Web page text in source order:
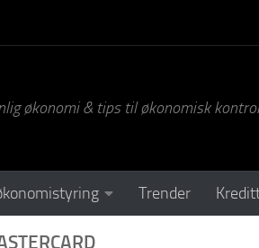
økonomi & tips til økonomisk
Trender